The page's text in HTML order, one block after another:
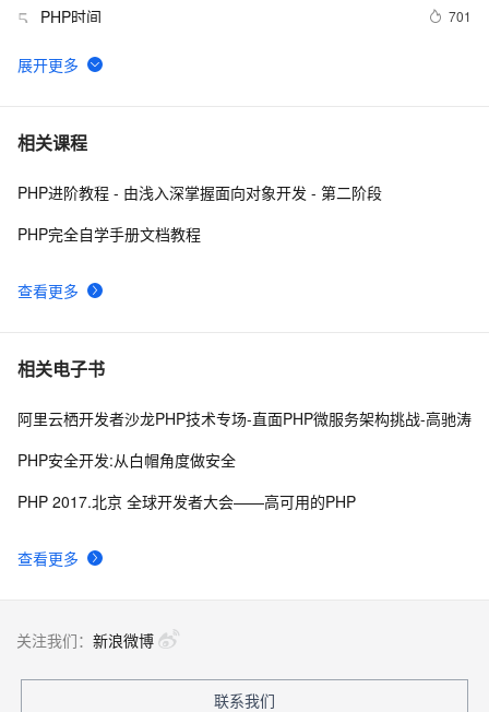
5 PHP时间 701
6
**PHP删除数组中特定元素的两种方法array_splice()和
7 PHP设计模式：单例模式
8 php 的函数参数值类型限定
相关课程
查看更多
PHP进阶教程 - 由浅入深掌握面向对象开发 - 第二阶段
PHP完全自学手册文档教程
相关电子书
查看更多
阿里云栖开发者沙龙PHP技术专场-直面PHP微服务架构挑战-高驰涛
PHP安全开发:从白帽角度做安全
PHP 2017.北京 全球开发者大会——高可用的PHP
关注我们： 新浪微博
联系我们